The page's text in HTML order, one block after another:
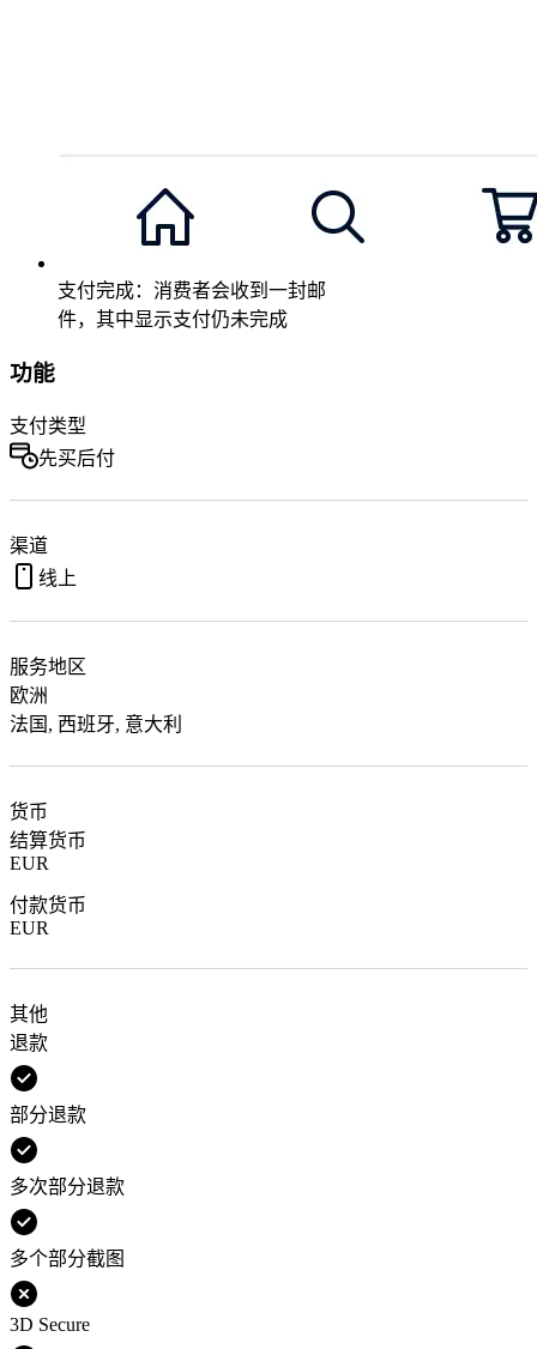
支付完成：消费者会收到一封邮
件，其中显示支付仍未完成
功能
支付类型
先买后付
渠道
线上
服务地区
欧洲
法国, 西班牙, 意大利
货币
结算货币
EUR
付款货币
EUR
其他
退款
部分退款
多次部分退款
多个部分截图
3D Secure